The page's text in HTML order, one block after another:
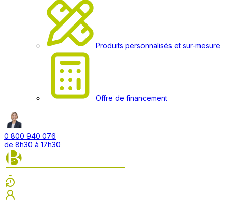
Produits personnalisés et sur-mesure
Offre de financement
0 800 940 076
de 8h30 à 17h30